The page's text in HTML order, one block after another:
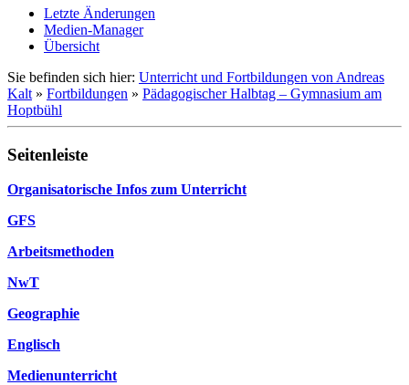
Letzte Änderungen
Medien-Manager
Übersicht
Sie befinden sich hier: Unterricht und Fortbildungen von Andreas
Kalt » Fortbildungen » Pädagogischer Halbtag – Gymnasium am
Hoptbühl
Seitenleiste
Organisatorische Infos zum Unterricht
GFS
Arbeitsmethoden
NwT
Geographie
Englisch
Medienunterricht